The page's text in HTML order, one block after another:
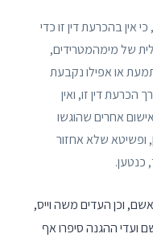
אין בהכרעת דין זו כדי
של מימהמטרידים,
או אפילו נקבעת
הכרעת דין זו, ואין
אחרים שהוגשו
ופשיטא שלא אחזור
כנטען.
וכן העדים משה וייס,
ועדי ההגנה סיפרו אף